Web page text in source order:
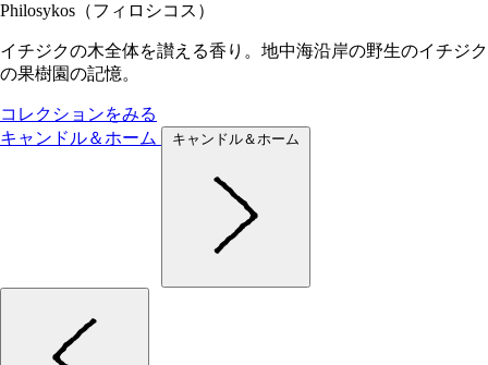
Philosykos（フィロシコス）
イチジクの木全体を讃える香り。地中海沿岸の野生のイチジク
の果樹園の記憶。
コレクションをみる
キャンドル＆ホーム
キャンドル＆ホーム